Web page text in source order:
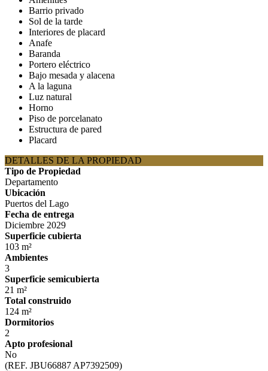
Barrio privado
Sol de la tarde
Interiores de placard
Anafe
Baranda
Portero eléctrico
Bajo mesada y alacena
A la laguna
Luz natural
Horno
Piso de porcelanato
Estructura de pared
Placard
DETALLES DE LA PROPIEDAD
Tipo de Propiedad
Departamento
Ubicación
Puertos del Lago
Fecha de entrega
Diciembre 2029
Superficie cubierta
103 m²
Ambientes
3
Superficie semicubierta
21 m²
Total construido
124 m²
Dormitorios
2
Apto profesional
No
(REF. JBU66887 AP7392509)